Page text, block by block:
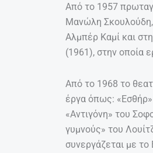
Από το 1957
Μανώλη Σκουλούδη,
Αλμπέρ Καμί και
(1961), στην οποία
Από το 1968 το
έργα όπως:
«Αντιγόνη» του
γυμνούς» του
συνεργάζεται με